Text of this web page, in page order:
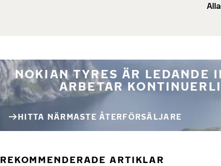
NOKIAN TYRES ÄR LEDANDE
ARBETAR
HITTA NÄRMASTE ÅTERFÖRSÄLJARE
REKOMMENDERADE ARTIKLAR